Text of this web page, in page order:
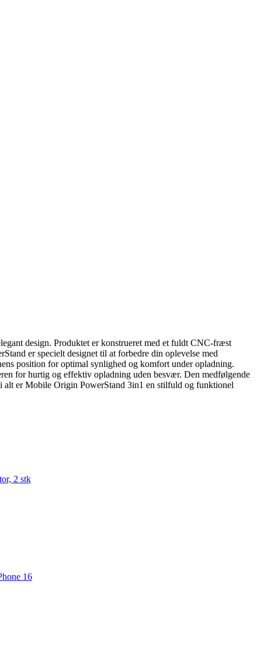
design. Produktet er konstrueret med et fuldt CNC-fræst
er specielt designet til at forbedre din oplevelse med
position for optimal synlighed og komfort under opladning.
for hurtig og effektiv opladning uden besvær. Den medfølgende
er Mobile Origin PowerStand 3in1 en stilfuld og funktionel